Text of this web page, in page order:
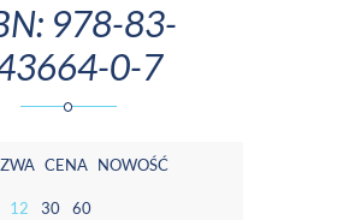
978-83-
0-7
CENA NOWOŚĆ
12 30 60